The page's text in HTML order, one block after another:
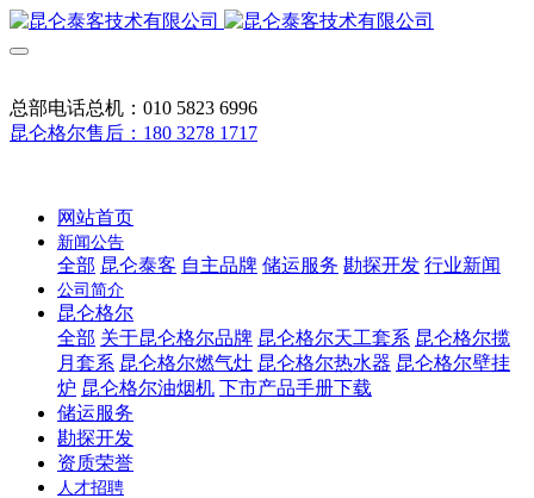
总部电话总机：010 5823 6996
昆仑格尔售后：180 3278 1717
网站首页
新闻公告
全部 昆仑泰客 自主品牌 储运服务 勘探开发 行业新闻
公司简介
昆仑格尔
全部 关于昆仑格尔品牌 昆仑格尔天工套系 昆仑格尔揽
月套系 昆仑格尔燃气灶 昆仑格尔热水器 昆仑格尔壁挂
炉 昆仑格尔油烟机 下市产品手册下载
储运服务
勘探开发
资质荣誉
人才招聘